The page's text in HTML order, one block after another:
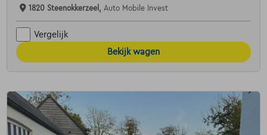
1820 Steenokkerzeel, Auto Mobile Invest
Vergelijk
Bekijk wagen